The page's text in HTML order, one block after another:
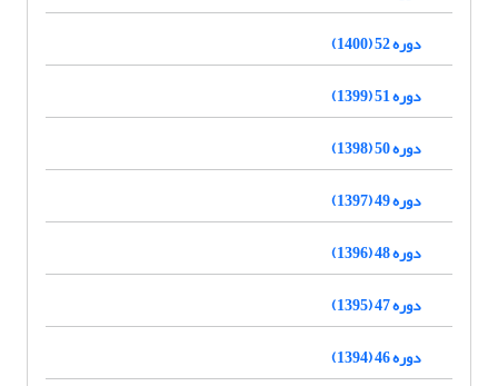
دوره 52 (1400)
دوره 51 (1399)
دوره 50 (1398)
دوره 49 (1397)
دوره 48 (1396)
دوره 47 (1395)
دوره 46 (1394)